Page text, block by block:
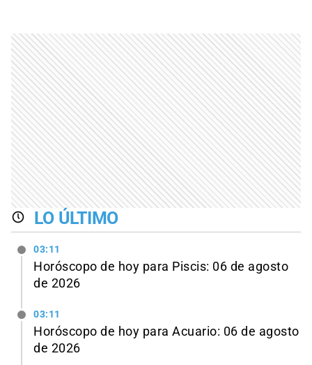
LO ÚLTIMO
03:11
Horóscopo de hoy para Piscis: 06 de agosto
de 2026
03:11
Horóscopo de hoy para Acuario: 06 de agosto
de 2026